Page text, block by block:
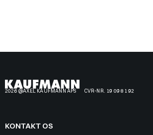
2026 @AXEL KAUFMANN APS CVR-NR. 19 09 81 92
KONTAKT OS